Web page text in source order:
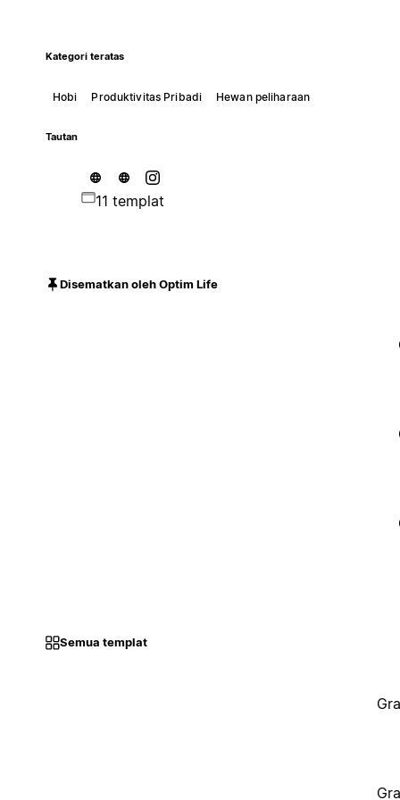
Kategori teratas
Hobi Produktivitas Pribadi Hewan peliharaan
Tautan
11 templat
Disematkan oleh Optim Life
Semua templat